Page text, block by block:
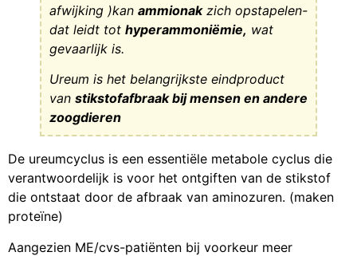
afwijking )kan ammionakzich opstapelen-
dat leidt tot hyperammoniëmie, wat
gevaarlijk is.
Ureum is het belangrijkste eindproduct
van stikstofafbraak bij mensen en andere
zoogdieren
De ureumcyclus is een essentiële metabole cyclus die
verantwoordelijk is voor het ontgiften van de stikstof
die ontstaat door de afbraak van aminozuren. (maken
proteïne)
Aangezien ME/cvs-patiënten bij voorkeur meer